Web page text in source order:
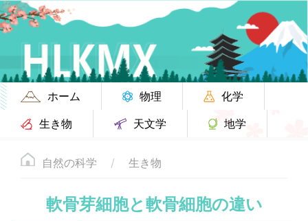
ホーム 物理
化学
生き物
天文学 地学
自然の科学 生き物
軟骨芽細胞と軟骨細胞の違い